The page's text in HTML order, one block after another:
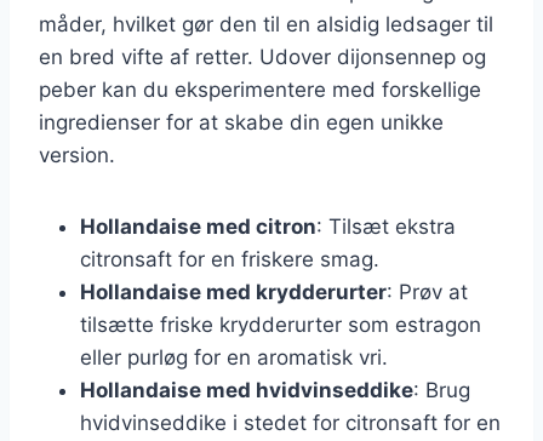
måder, hvilket gør den til en alsidig ledsager til
en bred vifte af retter. Udover dijonsennep og
peber kan du eksperimentere med forskellige
ingredienser for at skabe din egen unikke
version.
Hollandaise med citron: Tilsæt ekstra
citronsaft for en friskere smag.
Hollandaise med krydderurter: Prøv at
tilsætte friske krydderurter som estragon
eller purløg for en aromatisk vri.
Hollandaise med hvidvinseddike: Brug
hvidvinseddike i stedet for citronsaft for en